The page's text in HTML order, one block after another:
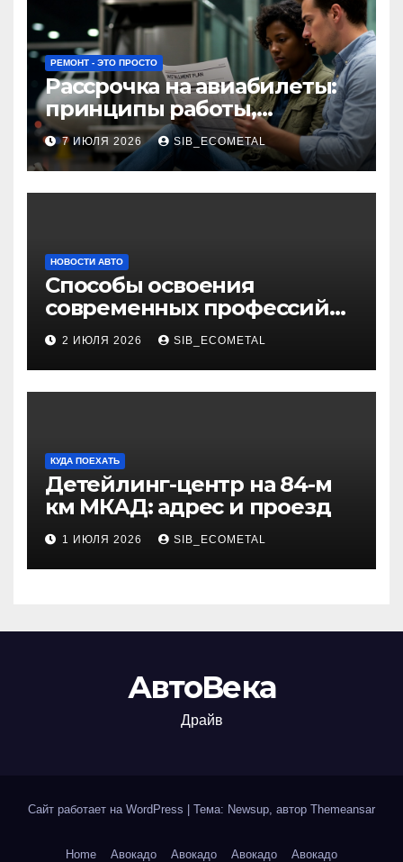
РЕМОНТ - ЭТО ПРОСТО
Рассрочка на авиабилеты:
принципы работы,
требования и
потенциальные риски
7 ИЮЛЯ 2026 SIB_ECOMETAL
НОВОСТИ АВТО
Способы освоения
современных профессий
через онлайн-курсы
2 ИЮЛЯ 2026 SIB_ECOMETAL
КУДА ПОЕХАТЬ
Детейлинг-центр на 84-м
км МКАД: адрес и проезд
1 ИЮЛЯ 2026 SIB_ECOMETAL
АвтоВека
Драйв
Сайт работает на WordPress | Тема: Newsup, автор Themeansar
Home Авокадо Авокадо Авокадо Авокадо